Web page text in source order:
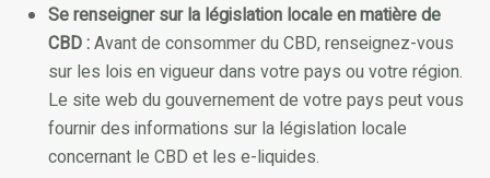
Se renseigner sur la législation locale en matière de
CBD :Avant de consommer du CBD, renseignez-vous
sur les lois en vigueur dans votre pays ou votre région.
Le site web du gouvernement de votre pays peut vous
fournir des informations sur la législation locale
concernant le CBD et les e-liquides.